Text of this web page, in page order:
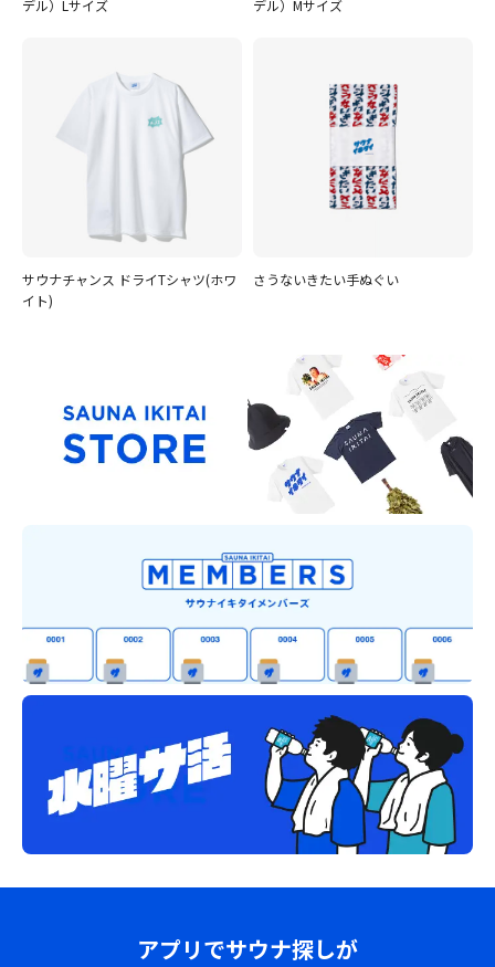
デル）Lサイズ デル）Mサイズ
サウナチャンス ドライTシャツ(ホワ
イト)
さうないきたい手ぬぐい
アプリでサウナ探しが